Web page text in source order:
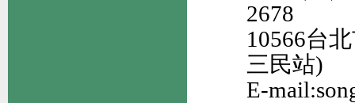
2678
10566台
三民站)
E-